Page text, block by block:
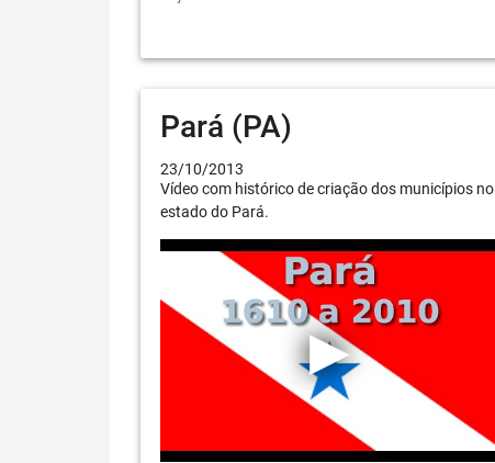
Pará (PA)
23/10/2013
Vídeo com histórico de criação dos municípios no
estado do Pará.